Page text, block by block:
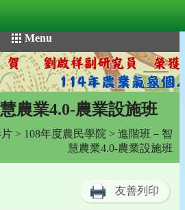
Menu
農業4.0-農業設施班
> 108年度農民學院 > 進階班－智
慧農業4.0-農業設施班
友善列印